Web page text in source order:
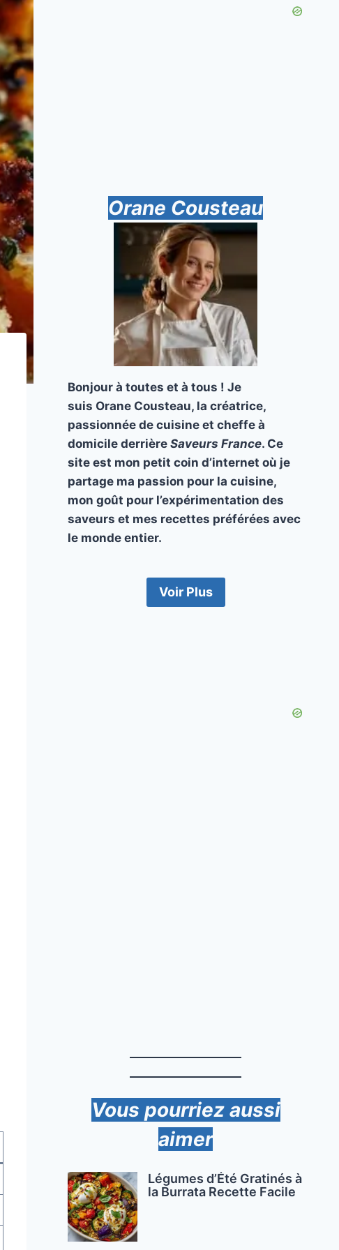
Orane Cousteau
Bonjour à toutes et à tous ! Je
suis Orane Cousteau, la créatrice,
passionnée de cuisine et cheffe à
domicile derrièreSaveurs France. Ce
site est mon petit coin d’internet où je
partage ma passion pour la cuisine,
mon goût pour l’expérimentation des
saveurs et mes recettes préférées avec
le monde entier.
Voir Plus
Vous pourriez aussi
aimer
Légumes d’Été Gratinés à
la Burrata Recette Facile